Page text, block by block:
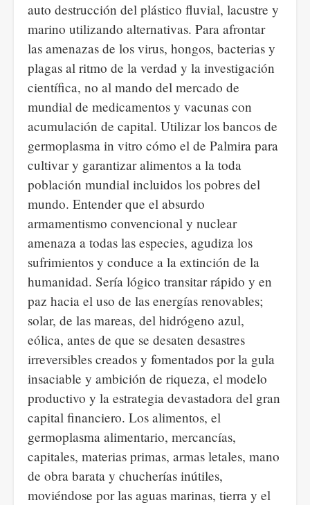
auto destrucción del plástico fluvial, lacustre y
marino utilizando alternativas. Para afrontar
las amenazas de los virus, hongos, bacterias y
plagas al ritmo de la verdad y la investigación
científica, no al mando del mercado de
mundial de medicamentos y vacunas con
acumulación de capital. Utilizar los bancos de
germoplasma in vitro cómo el de Palmira para
cultivar y garantizar alimentos a la toda
población mundial incluidos los pobres del
mundo. Entender que el absurdo
armamentismo convencional y nuclear
amenaza a todas las especies, agudiza los
sufrimientos y conduce a la extinción de la
humanidad. Sería lógico transitar rápido y en
paz hacia el uso de las energías renovables;
solar, de las mareas, del hidrógeno azul,
eólica, antes de que se desaten desastres
irreversibles creados y fomentados por la gula
insaciable y ambición de riqueza, el modelo
productivo y la estrategia devastadora del gran
capital financiero. Los alimentos, el
germoplasma alimentario, mercancías,
capitales, materias primas, armas letales, mano
de obra barata y chucherías inútiles,
moviéndose por las aguas marinas, tierra y el